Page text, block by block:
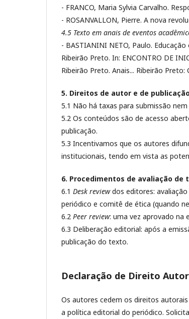
- FRANCO, Maria Sylvia Carvalho.
- ROSANVALLON, Pierre. A nova
4.5 Texto em anais de eventos
- BASTIANINI NETO, Paulo.
Ribeirão Preto. In: ENCONTRO DE
Ribeirão Preto. Anais... Ribeirão
5. Direitos de autor e de
5.1 Não há taxas para submissão
5.2 Os conteúdos são de acesso
publicação.
5.3 Incentivamos que os autores
institucionais, tendo em vista as
6. Procedimentos de avaliação de
6.1 Desk reviewdos editores:
periódico e comitê de ética (quando
6.2 Peer review: uma vez aprovado na
6.3 Deliberação editorial: após a
publicação do texto.
Declaração de Direito
Os autores cedem os direitos
a política editorial do periódico.